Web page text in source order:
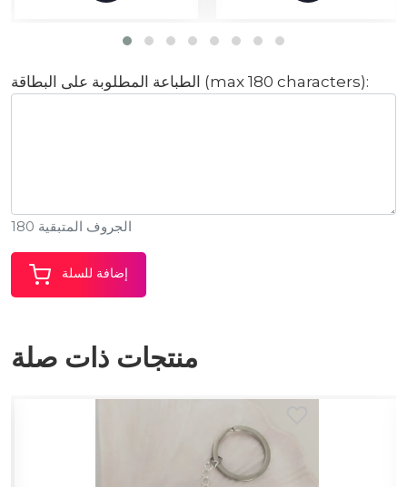
الطباعة المطلوبة على البطاقة (max 180 characters):
الجروف المتبقية 180
إضافة للسلة
منتجات ذات صلة